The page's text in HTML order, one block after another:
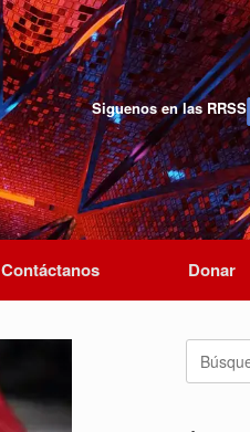
Siguenos en las RRSS
Contáctanos Donar